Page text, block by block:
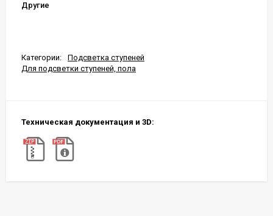
Другие
Категории:
Подсветка ступеней
Для подсветки ступеней, пола
Техническая документация и 3D: